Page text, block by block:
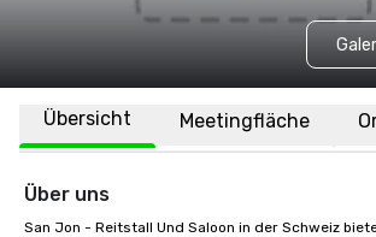
Übersicht Meetingfläche
Über uns
San Jon - Reitstall Und Saloon in der Schweiz